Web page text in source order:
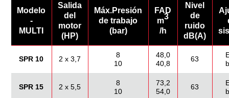
Modelo
-
MULTI
Salida
del
motor
(HP)
Máx.Presión
de trabajo
(bar)
FAD
m3
/h
Nivel
de
ruido
dB(A)
SPR 10 2 x 3,7
8
10
48,0
40,8
63
SPR 15 2 x 5,5
8
10
73,2
54,0
63